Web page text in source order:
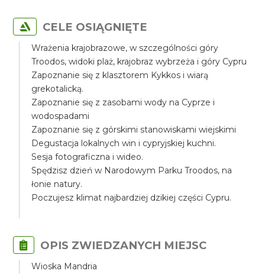
CELE OSIĄGNIĘTE
Wrażenia krajobrazowe, w szczególności góry
Troodos, widoki plaż, krajobraz wybrzeża i góry Cypru
Zapoznanie się z klasztorem Kykkos i wiarą
grekotalicką.
Zapoznanie się z zasobami wody na Cyprze i
wodospadami
Zapoznanie się z górskimi stanowiskami wiejskimi
Degustacja lokalnych win i cypryjskiej kuchni.
Sesja fotograficzna i wideo.
Spędzisz dzień w Narodowym Parku Troodos, na
łonie natury.
Poczujesz klimat najbardziej dzikiej części Cypru.
OPIS ZWIEDZANYCH MIEJSC
Wioska Mandria